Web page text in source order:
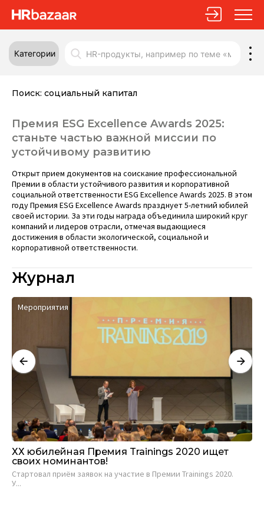
Категории
Поиск: социальный капитал
Премия ESG Excellence Awards 2025:
станьте частью важной миссии по
устойчивому развитию
Открыт прием документов на соискание профессиональной
Премии в области устойчивого развития и корпоративной
социальной ответственности ESG Excellence Awards 2025. В этом
году Премия ESG Excellence Awards празднует 5-летний юбилей
своей истории. За эти годы награда объединила широкий круг
компаний и лидеров отрасли, отмечая выдающиеся
достижения в области экологической, социальной и
корпоративной ответственности.
Журнал
Мероприятия
ХХ юбилейная Премия Trainings 2020 ищет
своих номинантов!
Стартовал приём заявок на участие в Премии Trainings 2020.
У...